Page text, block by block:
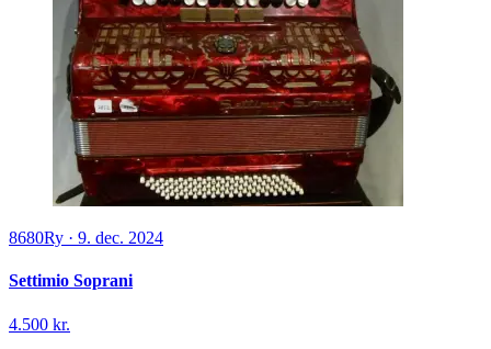
8680Ry · 9. dec. 2024
Settimio Soprani
4.500 kr.